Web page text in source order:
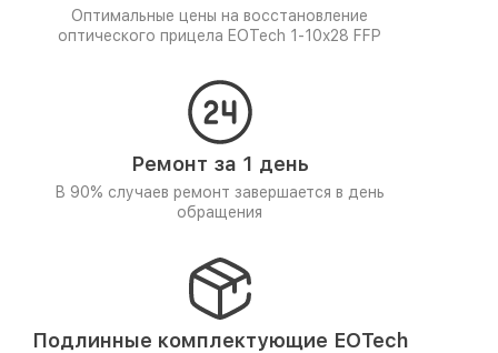
Оптимальные цены на восстановление
оптического прицела EOTech 1-10x28 FFP
Ремонт за 1 день
В 90% случаев ремонт завершается в день
обращения
Подлинные комплектующие EOTech